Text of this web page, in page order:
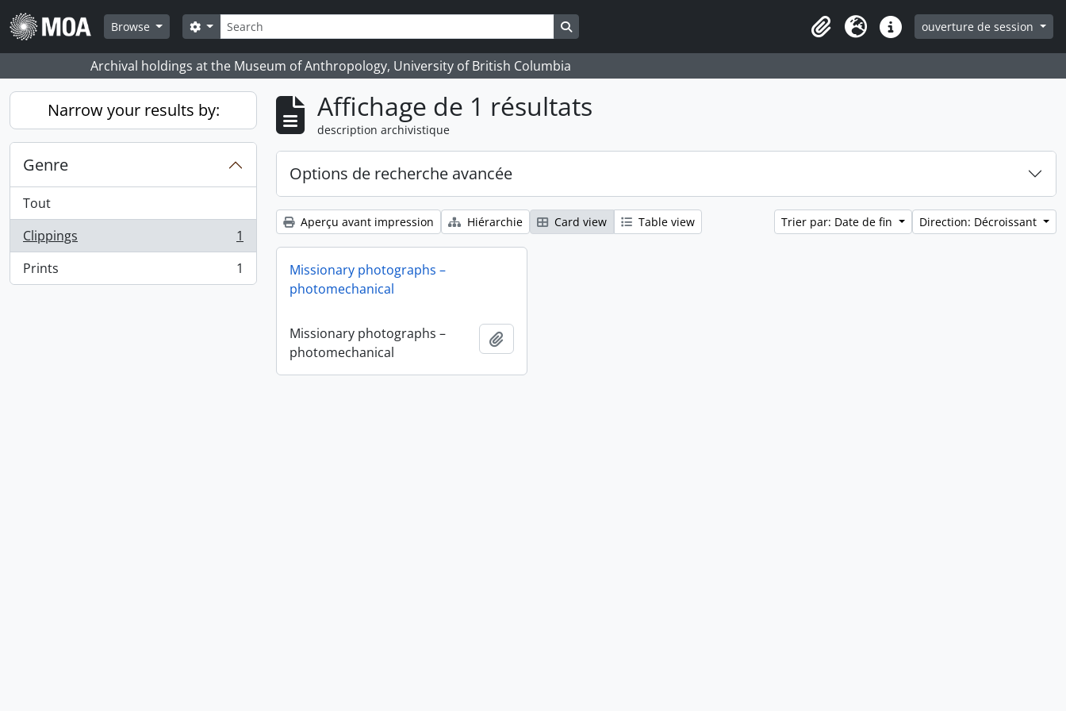
Skip to main content
Browse
Rechercher
Search options Search in browse page
ClipboardLangueLiens rapidesouverture de session
Archival holdings at the Museum of Anthropology, University of British Columbia
Narrow your results by:
Genre
Tout
Clippings
, 1 résultats
1
Prints
, 1 résultats 1
Affichage de 1 résultats
description archivistique
Options de recherche avancée
Aperçu avant impression Hiérarchie Card view Table view Trier par: Date de fin Direction: Décroissant
Missionary photographs –
photomechanical
Missionary photographs –
photomechanical